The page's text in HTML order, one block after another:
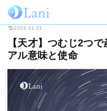
ホーム スピリチュアル 【天才
2023.01.21
【天才】つむじ2つ
アル意味と使命